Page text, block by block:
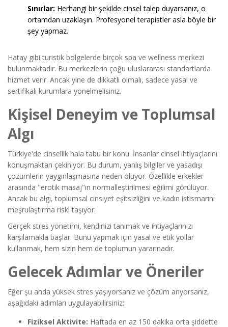
Sınırlar: Herhangi bir şekilde cinsel talep duyarsanız, o
ortamdan uzaklaşın. Profesyonel terapistler asla böyle bir
şey yapmaz.
Hatay gibi turistik bölgelerde birçok spa ve wellness merkezi
bulunmaktadır. Bu merkezlerin çoğu uluslararası standartlarda
hizmet verir. Ancak yine de dikkatli olmalı, sadece yasal ve
sertifikalı kurumlara yönelmelisiniz.
Kişisel Deneyim ve Toplumsal
Algı
Türkiye'de cinsellik hala tabu bir konu. İnsanlar cinsel ihtiyaçlarını
konuşmaktan çekiniyor. Bu durum, yanlış bilgiler ve yasadışı
çözümlerin yaygınlaşmasına neden oluyor. Özellikle erkekler
arasında "erotik masaj"ın normalleştirilmesi eğilimi görülüyor.
Ancak bu algı, toplumsal cinsiyet eşitsizliğini ve kadın istismarını
meşrulaştırma riski taşıyor.
Gerçek stres yönetimi, kendinizi tanımak ve ihtiyaçlarınızı
karşılamakla başlar. Bunu yapmak için yasal ve etik yollar
kullanmak, hem sizin hem de toplumun yararınadır.
Gelecek Adımlar ve Öneriler
Eğer şu anda yüksek stres yaşıyorsanız ve çözüm arıyorsanız,
aşağıdaki adımları uygulayabilirsiniz:
Fiziksel Aktivite: Haftada en az 150 dakika orta şiddette